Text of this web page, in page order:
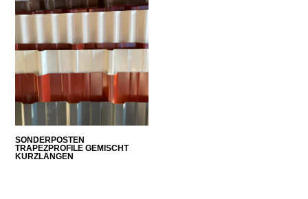
SONDERPOSTEN
TRAPEZPROFILE GEMISCHT
KURZLÄNGEN